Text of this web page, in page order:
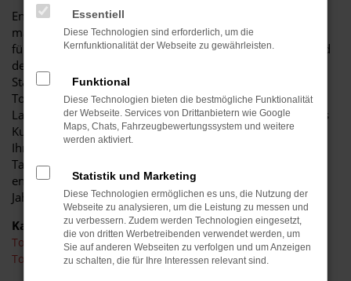
Endlich angekommen: mit einem Toyota Hilux in Bautzen
machen Sie alles richtig und sitzen im perfekten Fahrzeug
für diese Stadt. Einerseits sind Sie dank der Wendigkeit und
der sparsamen und effizienten Motoren perfekt auf den
Stadtverkehr von Bautzen eingerichtet, andererseits ist der
Toyota Hilux jedoch auch für Fahrten auf Autobahn oder
Landstraße geeignet. Das vielseitige Modell erhalten Sie als
Kunde aus Bautzen im Autohaus Schiefelbein. Wir bieten
Ihnen den Toyota Hilux sowohl als Neuwagen als auch als
Tageszulassung. Wer noch etwas mehr sparen möchte,
entscheidet sich für ein Gebrauchtfahrzeug oder einen
Jahreswagen.
Kategorie
Toyota Hilux Neuwagen Bautzen
Toyota Hilux Tageszulassung Bautzen
Essentiell
Diese Technologien sind erforderlich, um die
Kernfunktionalität der Webseite zu gewährleisten.
Funktional
Diese Technologien bieten die bestmögliche Funktionalität
der Webseite. Services von Drittanbietern wie Google
Maps, Chats, Fahrzeugbewertungssystem und weitere
werden aktiviert.
Statistik und Marketing
Diese Technologien ermöglichen es uns, die Nutzung der
Webseite zu analysieren, um die Leistung zu messen und
zu verbessern. Zudem werden Technologien eingesetzt,
die von dritten Werbetreibenden verwendet werden, um
Sie auf anderen Webseiten zu verfolgen und um Anzeigen
zu schalten, die für Ihre Interessen relevant sind.